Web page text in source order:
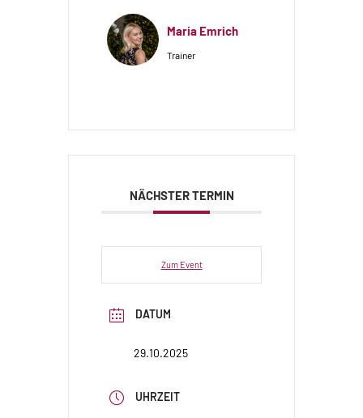
Maria Emrich
Trainer
NÄCHSTER TERMIN
Zum Event
DATUM
29.10.2025
UHRZEIT